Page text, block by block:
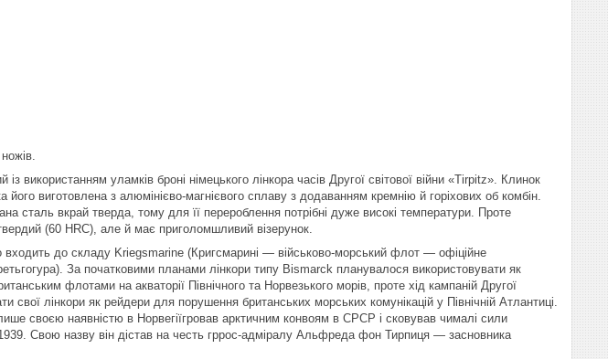
використанням уламків броні німецького лінкора часів Другої світової війни «Tirpitz». Клинок
виготовлена з алюмінієво-магнієвого сплаву з додаванням кремнію й горіхових об комбін.
сталь вкрай тверда, тому для її перероблення потрібні дуже високі температури. Проте
(60 HRC), але й має приголомшливий візерунок.
до складу Kriegsmarine (Кригсмарині — військово-морський флот — офіційне
За початковими планами лінкори типу Bismarck планувалося використовувати як
флотами на акваторії Північного та Норвезького морів, проте хід кампаній Другої
свої лінкори як рейдери для порушення британських морських комунікацій у Північній Атлантиці.
своєю наявністю в Норвегіїгровав арктичним конвоям в СРСР і сковував чималі сили
Свою назву він дістав на честь гррос-адміралу Альфреда фон Тирпиця — засновника